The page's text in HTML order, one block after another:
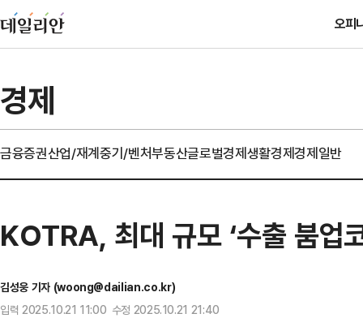
오피
경제
금융증권산업/재계중기/벤처부동산글로벌경제생활경제경제일반
KOTRA, 최대 규모 ‘수출 붐업
김성웅 기자 (woong@dailian.co.kr)
입력 2025.10.21 11:00 수정 2025.10.21 21:40